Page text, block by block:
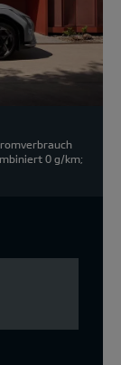
0 g/km;